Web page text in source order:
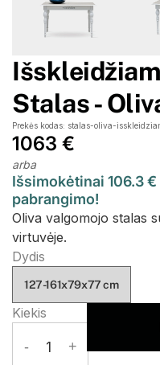
Stalas -
1063 €
Prekės kodas: stalas-oliva-
arba
Išsimokėtinai 106.3 €
pabrangimo!
Oliva valgomojo stalas
virtuvėje.
Dydis
127-161x79x77 cm
Kiekis
- 1 +